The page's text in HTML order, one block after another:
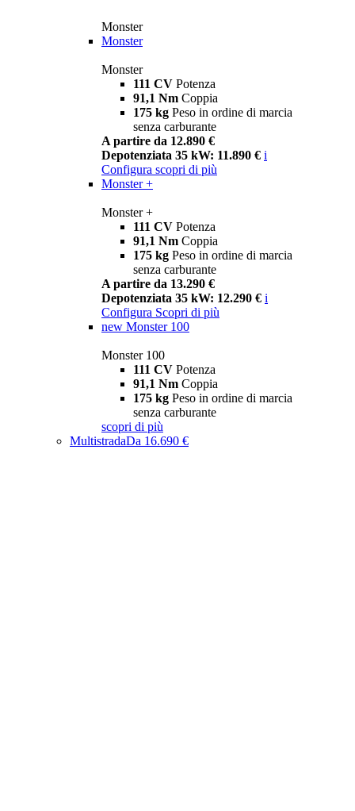
Monster
Monster
Monster
111 CV Potenza
91,1 Nm Coppia
175 kg Peso in ordine di marcia
senza carburante
A partire da 12.890 €
Depotenziata 35 kW: 11.890 € i
Configura scopri di più
Monster +
Monster +
111 CV Potenza
91,1 Nm Coppia
175 kg Peso in ordine di marcia
senza carburante
A partire da 13.290 €
Depotenziata 35 kW: 12.290 € i
Configura Scopri di più
new Monster 100
Monster 100
111 CV Potenza
91,1 Nm Coppia
175 kg Peso in ordine di marcia
senza carburante
scopri di più
MultistradaDa 16.690 €